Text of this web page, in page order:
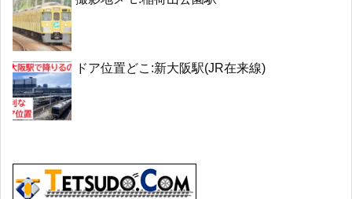
ドア位置どこ:新大阪駅(JR在来線)